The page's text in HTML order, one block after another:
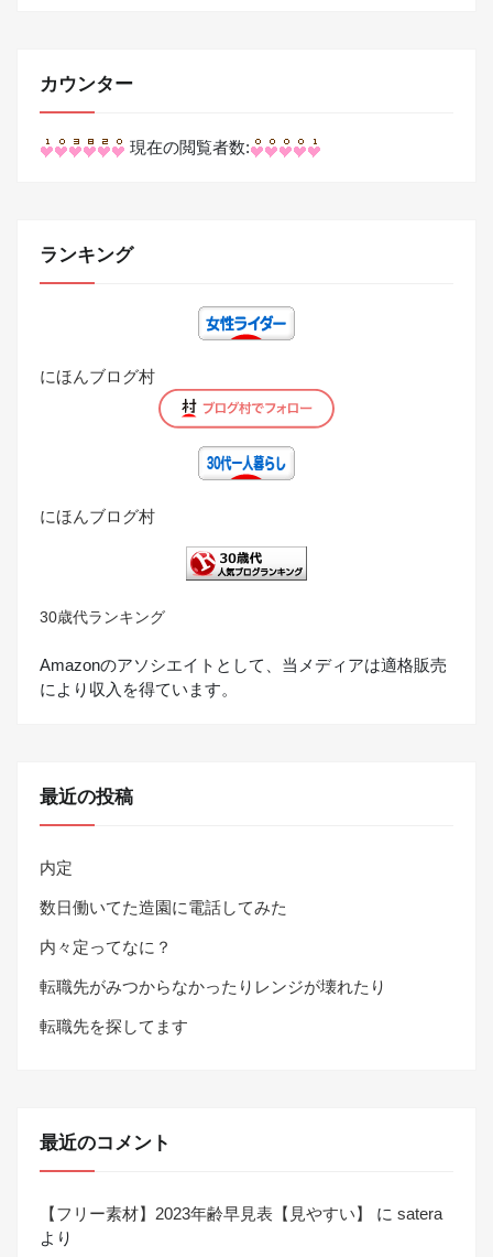
カウンター
現在の閲覧者数:
ランキング
にほんブログ村
にほんブログ村
30歳代ランキング
Amazonのアソシエイトとして、当メディアは適格販売
により収入を得ています。
最近の投稿
内定
数日働いてた造園に電話してみた
内々定ってなに？
転職先がみつからなかったりレンジが壊れたり
転職先を探してます
最近のコメント
【フリー素材】2023年齢早見表【見やすい】 に satera
より